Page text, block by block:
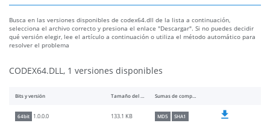
Busca en las versiones disponibles de codex64.dll de la lista a continuación,
selecciona el archivo correcto y presiona el enlace "Descargar". Si no puedes decidir
qué versión elegir, lee el artículo a continuación o utiliza el método automático para
resolver el problema
CODEX64.DLL, 1 versiones disponibles
Bits y versión Tamaño del archivo Sumas de comprobación
64bit 1.0.0.0 133.1 KB MD5 SHA1